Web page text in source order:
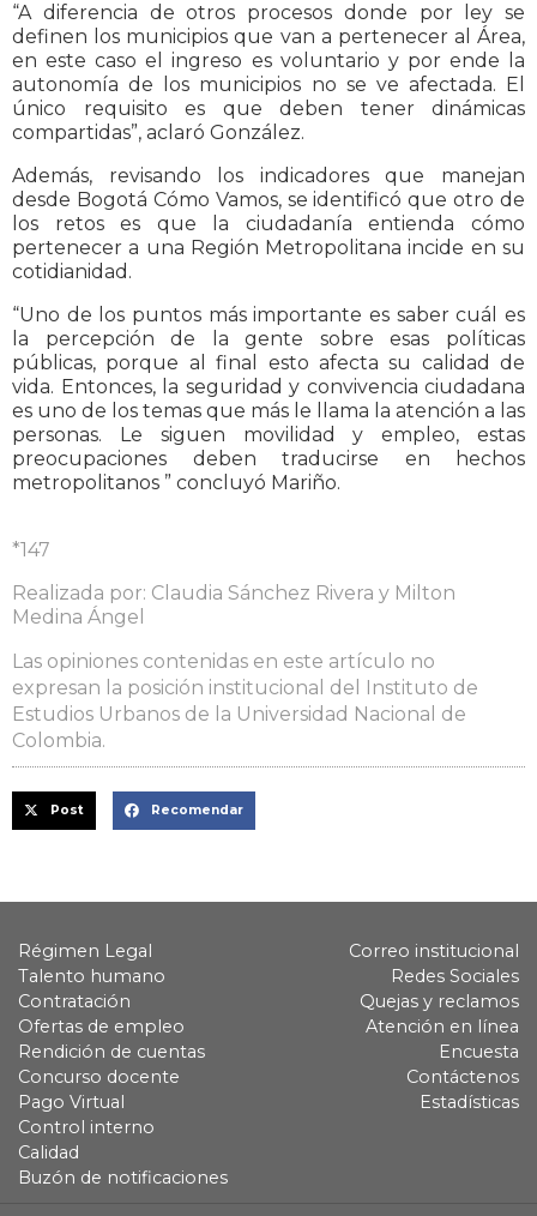
“A diferencia de otros procesos donde por ley se
definen los municipios que van a pertenecer al Área,
en este caso el ingreso es voluntario y por ende la
autonomía de los municipios no se ve afectada. El
único requisito es que deben tener dinámicas
compartidas”, aclaró González.
Además, revisando los indicadores que manejan
desde Bogotá Cómo Vamos, se identificó que otro de
los retos es que la ciudadanía entienda cómo
pertenecer a una Región Metropolitana incide en su
cotidianidad.
“Uno de los puntos más importante es saber cuál es
la percepción de la gente sobre esas políticas
públicas, porque al final esto afecta su calidad de
vida. Entonces, la seguridad y convivencia ciudadana
es uno de los temas que más le llama la atención a las
personas. Le siguen movilidad y empleo, estas
preocupaciones deben traducirse en hechos
metropolitanos ” concluyó Mariño.
*147
Realizada por: Claudia Sánchez Rivera y Milton
Medina Ángel
Las opiniones contenidas en este artículo no
expresan la posición institucional del Instituto de
Estudios Urbanos de la Universidad Nacional de
Colombia.
Post Recomendar
Régimen Legal
Talento humano
Contratación
Ofertas de empleo
Rendición de cuentas
Concurso docente
Pago Virtual
Control interno
Calidad
Buzón de notificaciones
Correo institucional
Redes Sociales
Quejas y reclamos
Atención en línea
Encuesta
Contáctenos
Estadísticas